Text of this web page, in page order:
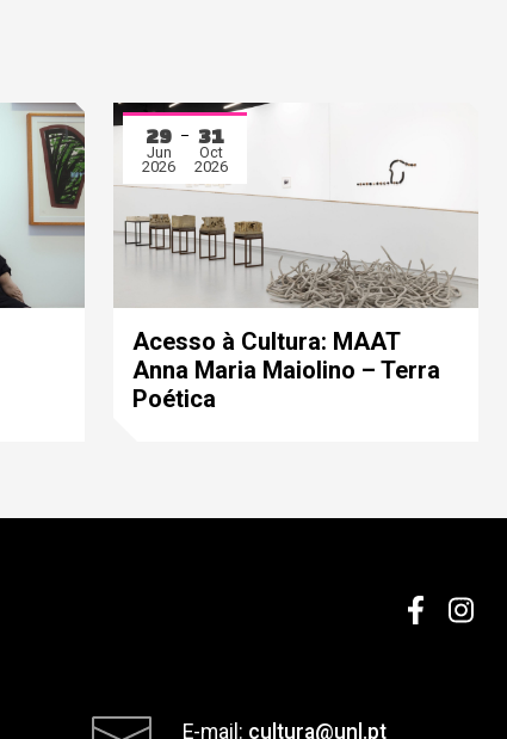
29
Jun
2026
31
Oct
2026
Acesso à Cultura: MAAT
Anna Maria Maiolino – Terra
Poética
E-mail: cultura@unl.pt